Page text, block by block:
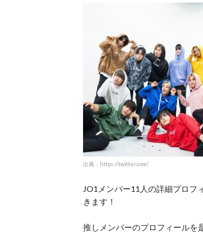
出典：https://twitter.com/
JO1メンバー11人の詳細プロフ
きます！
推しメンバーのプロフィールを